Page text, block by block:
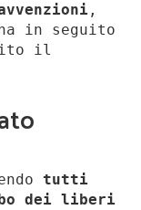
,
in seguito
il
tutti
dei liberi